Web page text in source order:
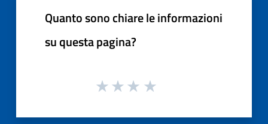
Quanto sono chiare le informazioni
su questa pagina?